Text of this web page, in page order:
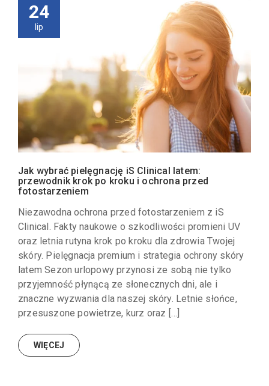
24
lip
Jak wybrać pielęgnację iS Clinical latem:
przewodnik krok po kroku i ochrona przed
fotostarzeniem
Niezawodna ochrona przed fotostarzeniem z iS
Clinical. Fakty naukowe o szkodliwości promieni UV
oraz letnia rutyna krok po kroku dla zdrowia Twojej
skóry. Pielęgnacja premium i strategia ochrony skóry
latem Sezon urlopowy przynosi ze sobą nie tylko
przyjemność płynącą ze słonecznych dni, ale i
znaczne wyzwania dla naszej skóry. Letnie słońce,
przesuszone powietrze, kurz oraz […]
WIĘCEJ